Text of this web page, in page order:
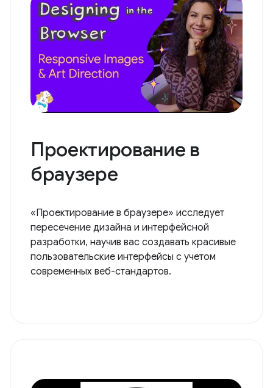
Проектирование в
браузере
«Проектирование в браузере» исследует
пересечение дизайна и интерфейсной
разработки, научив вас создавать красивые
пользовательские интерфейсы с учетом
современных веб-стандартов.